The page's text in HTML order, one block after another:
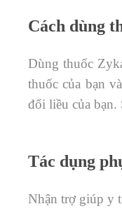
Cách dùng
Dùng thuốc
thuốc của bạn
đổi liều của bạn.
Tác dụng
Nhận trợ giúp y